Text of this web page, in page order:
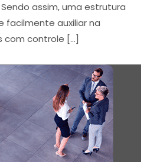
assim, uma estrutura
facilmente auxiliar na
com controle […]